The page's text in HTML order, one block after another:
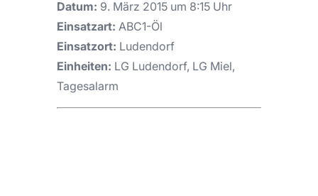
Datum: 9. März 2015 um 8:15 Uhr
Einsatzart: ABC1-Öl
Einsatzort: Ludendorf
Einheiten: LG Ludendorf, LG Miel,
Tagesalarm